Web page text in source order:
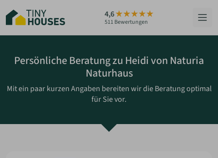
Hauptinhalt
springen
4,6
511 Bewertungen
HÄUSER
RATGEBER
Persönliche Beratung zu Heidi von Naturia
Naturhaus
Mit ein paar kurzen Angaben bereiten wir die Beratung optimal
für Sie vor.